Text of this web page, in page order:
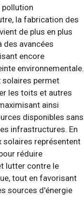
la fabrication des
de plus en plus
des avancées
encore
environnementale.
solaires permet
les toits et autres
ainsi
disponibles sans
infrastructures. En
solaires représentent
réduire
lutter contre le
tout en favorisant
sources d'énergie